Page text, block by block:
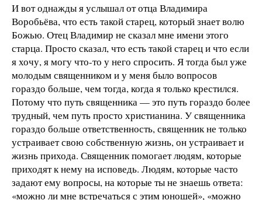
И вот однажды я услышал от отца Владимира
Воробьёва, что есть такой старец, который знает волю
Божью. Отец Владимир не сказал мне имени этого
старца. Просто сказал, что есть такой старец и что если
я хочу, я могу что-то у него спросить. Я тогда был уже
молодым священником и у меня было вопросов
гораздо больше, чем тогда, когда я только крестился.
Потому что путь священника — это путь гораздо более
трудный, чем путь просто христианина. У священника
гораздо больше ответственность, священник не только
устраивает свою собственную жизнь, он устраивает и
жизнь прихода. Священник помогает людям, которые
приходят к нему на исповедь. Людям, которые часто
задают ему вопросы, на которые ты не знаешь ответа:
«можно ли мне встречаться с этим юношей», «можно